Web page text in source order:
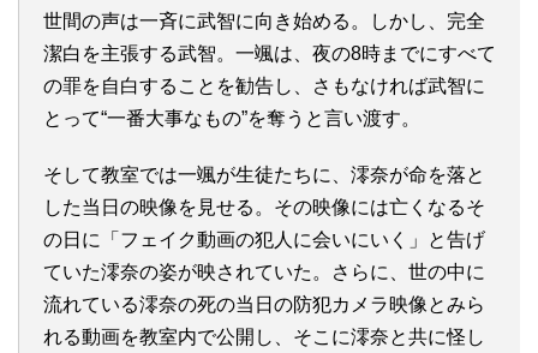
世間の声は一斉に武智に向き始める。しかし、完全
潔白を主張する武智。一颯は、夜の8時までにすべて
の罪を自白することを勧告し、さもなければ武智に
とって“一番大事なもの”を奪うと言い渡す。
そして教室では一颯が生徒たちに、澪奈が命を落と
した当日の映像を見せる。その映像には亡くなるそ
の日に「フェイク動画の犯人に会いにいく」と告げ
ていた澪奈の姿が映されていた。さらに、世の中に
流れている澪奈の死の当日の防犯カメラ映像とみら
れる動画を教室内で公開し、そこに澪奈と共に怪し